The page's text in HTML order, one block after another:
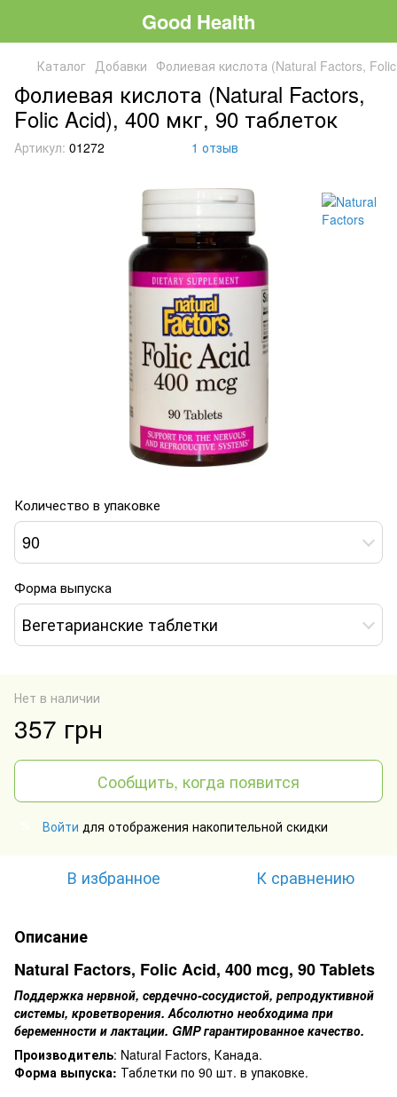
Good Health
Каталог Добавки Фолиевая кислота (Natural Factors,
Фолиевая кислота (Natural Factors,
Folic Acid), 400 мкг, 90 таблеток
Артикул: 01272 1 отзыв
Количество в упаковке
90
Форма выпуска
Вегетарианские таблетки
Нет в наличии
357 грн
Сообщить, когда появится
Войти для отображения накопительной скидки
В избранное К сравнению
Описание
Natural Factors, Folic Acid, 400 mcg, 90 Tablets
Поддержка нервной, сердечно-сосудистой, репродуктивной
системы, кроветворения. Абсолютно необходима при
беременности и лактации. GMP гарантированное качество.
Производитель: Natural Factors, Канада.
Форма выпуска: Таблетки по 90 шт. в упаковке.